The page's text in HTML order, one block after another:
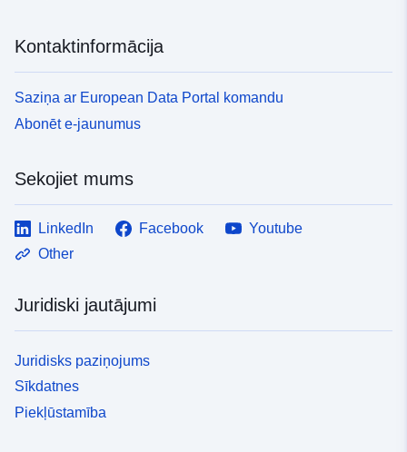
Kontaktinformācija
Saziņa ar European Data Portal komandu
Abonēt e-jaunumus
Sekojiet mums
LinkedIn Facebook
Youtube
Other
Juridiski jautājumi
Juridisks paziņojums
Sīkdatnes
Piekļūstamība